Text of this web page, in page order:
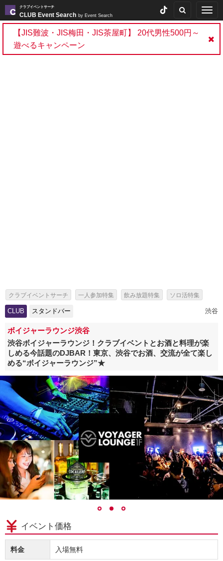
クラブイベントサーチ
CLUB Event Search by Event Search
【JIS難波・JIS梅田・JIS茶屋町】 20代男性500円～
遊べるキャンペーン
クラブイベントサーチ 一人参加特集 飲み放題特集 ソロ活特集
女性無料特集 出会いイベント特集
スタンドバー特集
CLUB スタンドバー 渋谷
ボイジャーラウンジ渋谷
渋谷ボイジャーラウンジ！クラブイベントとお酒と料理が楽
しめる今話題のDJBAR！東京、渋谷でお酒、交流が全て楽し
める“ボイジャーラウンジ”★
イベント価格
料金 入場無料